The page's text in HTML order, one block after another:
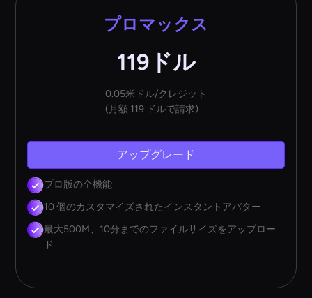
プロマックス
119ドル
0.05米ドル/クレジット
(月額 119 ドルで請求)
アップグレード
プロ版の全機能
10 個のカスタマイズされたインスタントアバター
最大500M、10分までのファイルサイズをアップロー
ド